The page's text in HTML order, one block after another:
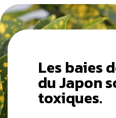
Les baies
du Japon
toxiques.